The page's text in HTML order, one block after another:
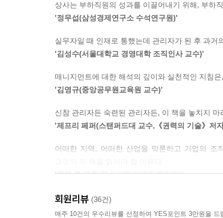
당신의 팀이 문제를 해결하는 데 전념하게 하라.
넘기려 할 것이다. 거듭 강조하지만 당신 스스로가
원들 간의 소통을 생산적으로, 어떠한 갈등이라도
고, 또 개인 차원의 필요가 팀을 통해 충족되는 그
업무평가와 코칭은 여러 면에서 다르다. 코칭은
데 시간을 허비하지 않으면서 중요한 업무를 처리
하며, 매순간 일어나는 일들을 유능한 관리자의 3
관리자라면 그는 곧 조직의 생존을 책임져야 할 ‘
있는 한 가지 예를 통해 관리자가 된다는 것이
시작이라는 점을 인식시킨다. 우리는 종종 조
발휘를 못하는 것을 목격하곤 한다. 이유가 무엇일
오랜 시간, 다양한 현장에서 조직 관리를 연구한
그렇다면 조직의 진정한 ‘보스’로 성장하기 위
저자들은 부하직원을 관리하기에 앞서 관리자인
직원들과의 관계는 어떠해야 할지, 권한 외에
관리 업무의 기술을 안내하며 ‘상사 공부’를 마친다.
상사는 부하직원의 성과를 이끌어내기 위해, 부하
'정무섭(삼성경제연구소 수석연구원)'
실무자일 때 인재로 통했는데 관리자가 된 후 과
'김성수(서울대학교 경영대학 조직인사 교수)'
매니지먼트에 대한 해석의 깊이와 실천적인 지침
'김영규(중앙공무원교육원 교수)'
신참 관리자든 숙련된 관리자든, 이 책을 놓치지 마
'제프리 페퍼(스탠퍼드대 교수,《권력의 기술》저
어떠한 지역, 어떠한 산업을 막론하고 기업의 조
'루카 드 데모(폭스바겐 마케팅 책임자)'
이 책을 조직관리의 유용한 도구로 삼게 될 것이다!
'타냐 클레몬스(화이자 제약 인재육성 책임자)'
회원리뷰 (36건)
매주 10건의 우수리뷰를 선정하여 YES포인트 3만원을 드